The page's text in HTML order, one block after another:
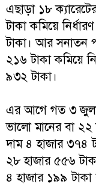
এছাড়া ১৮
টাকা কমিয়ে
টাকা। আর সনাতন
২১৬ টাকা কমিয়ে
৯৩২ টাকা।
এর আগে গত ৩
ভালো মানের বা ২২
দাম ৪ হাজার ৩৭৪
২৮ হাজার ৫৫৬
৪ হাজার ১৯৯ টাকা